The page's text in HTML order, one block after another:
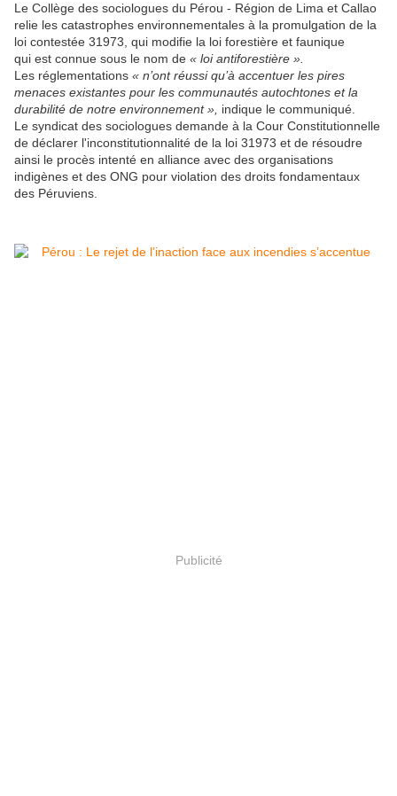
Le Collège des sociologues du Pérou - Région de Lima et Callao
relie les catastrophes environnementales à la promulgation de la
loi contestée 31973, qui modifie la loi forestière et faunique
qui est connue sous le nom de « loi antiforestière ».
Les réglementations « n’ont réussi qu’à accentuer les pires
menaces existantes pour les communautés autochtones et la
durabilité de notre environnement », indique le communiqué.
Le syndicat des sociologues demande à la Cour Constitutionnelle
de déclarer l'inconstitutionnalité de la loi 31973 et de résoudre
ainsi le procès intenté en alliance avec des organisations
indigènes et des ONG pour violation des droits fondamentaux
des Péruviens.
Publicité